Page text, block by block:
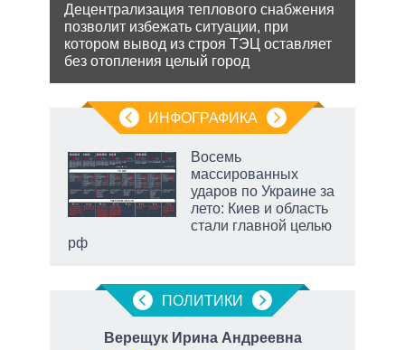
Децентрализация теплового снабжения
позволит избежать ситуации, при
котором вывод из строя ТЭЦ оставляет
без отопления целый город
ИНФОГРАФИКА
Восемь
массированных
ударов по Украине за
лето: Киев и область
стали главной целью
рф
ПОЛИТИКИ
Верещук Ирина Андреевна